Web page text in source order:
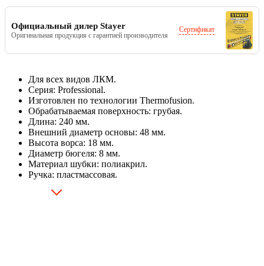
Официальный дилер Stayer
Оригинальная продукция с гарантией производителя
Сертификат
Для всех видов ЛКМ.
Серия: Professional.
Изготовлен по технологии Thermofusion.
Обрабатываемая поверхность: грубая.
Длина: 240 мм.
Внешний диаметр основы: 48 мм.
Высота ворса: 18 мм.
Диаметр бюгеля: 8 мм.
Материал шубки: полиакрил.
Ручка: пластмассовая.